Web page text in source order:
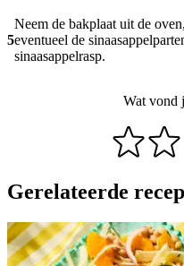
5
Neem de bakplaat uit de
eventueel de
sinaasappelrasp.
Wat vond
Gerelateerde